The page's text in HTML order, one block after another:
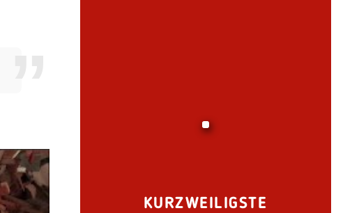
KURZWEILIGSTE